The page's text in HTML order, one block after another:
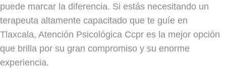
puede marcar la diferencia. Si estás necesitando un
terapeuta altamente capacitado que te guíe en
Tlaxcala, Atención Psicológica Ccpr es la mejor opción
que brilla por su gran compromiso y su enorme
experiencia.